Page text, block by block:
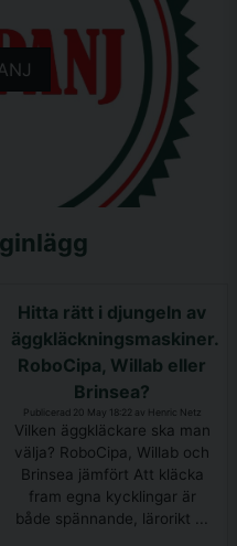
Hitta rätt i djungeln av
äggkläckningsmaskiner.
RoboCipa, Willab eller
Brinsea?
Publicerad 20 May 18:22 av Henric Netz
Vilken äggkläckare ska man
välja? RoboCipa, Willab och
Brinsea jämfört Att kläcka
fram egna kycklingar är
både spännande, lärorikt ...